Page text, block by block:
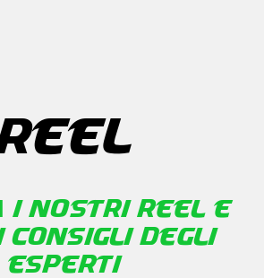
i nostri Reel e
consigli degli
esperti